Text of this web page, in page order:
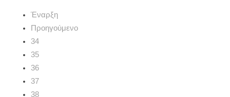
Έναρξη
Προηγούμενο
34
35
36
37
38